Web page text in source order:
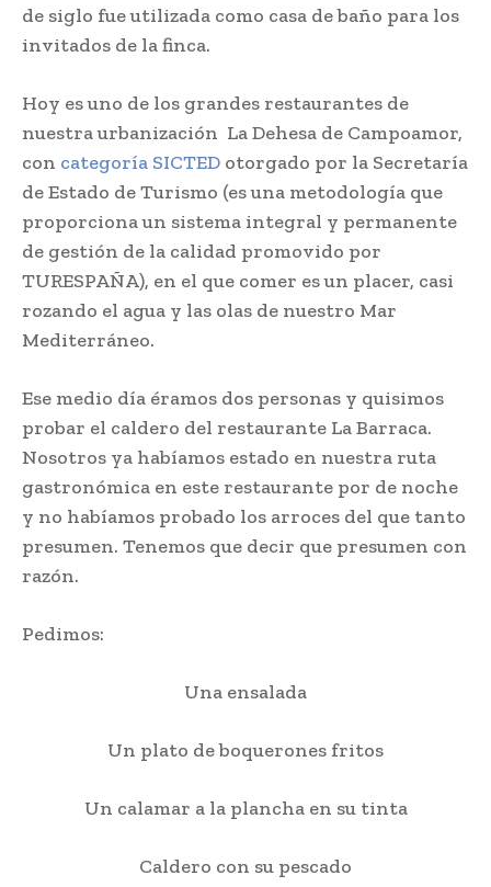
de siglo fue utilizada como casa de baño para los
invitados de la finca.
Hoy es uno de los grandes restaurantes de
nuestra urbanización La Dehesa de Campoamor,
con categoría SICTED otorgado por la Secretaría
de Estado de Turismo (es una metodología que
proporciona un sistema integral y permanente
de gestión de la calidad promovido por
TURESPAÑA), en el que comer es un placer, casi
rozando el agua y las olas de nuestro Mar
Mediterráneo.
Ese medio día éramos dos personas y quisimos
probar el caldero del restaurante La Barraca.
Nosotros ya habíamos estado en nuestra ruta
gastronómica en este restaurante por de noche
y no habíamos probado los arroces del que tanto
presumen. Tenemos que decir que presumen con
razón.
Pedimos:
Una ensalada
Un plato de boquerones fritos
Un calamar a la plancha en su tinta
Caldero con su pescado